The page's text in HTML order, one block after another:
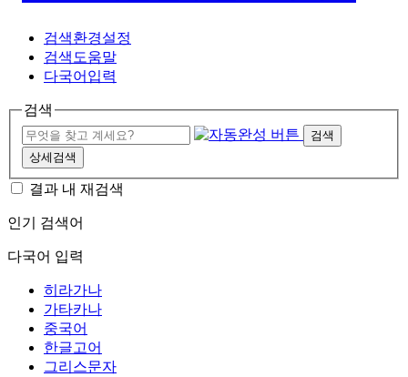
검색환경설정
검색도움말
다국어입력
검색
검색
상세검색
결과 내 재검색
인기 검색어
다국어 입력
히라가나
가타카나
중국어
한글고어
그리스문자